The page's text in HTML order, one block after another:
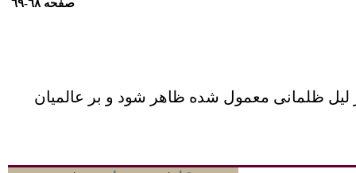
ليل ظلمانی معمول شده ظاهر شود و بر عالميان